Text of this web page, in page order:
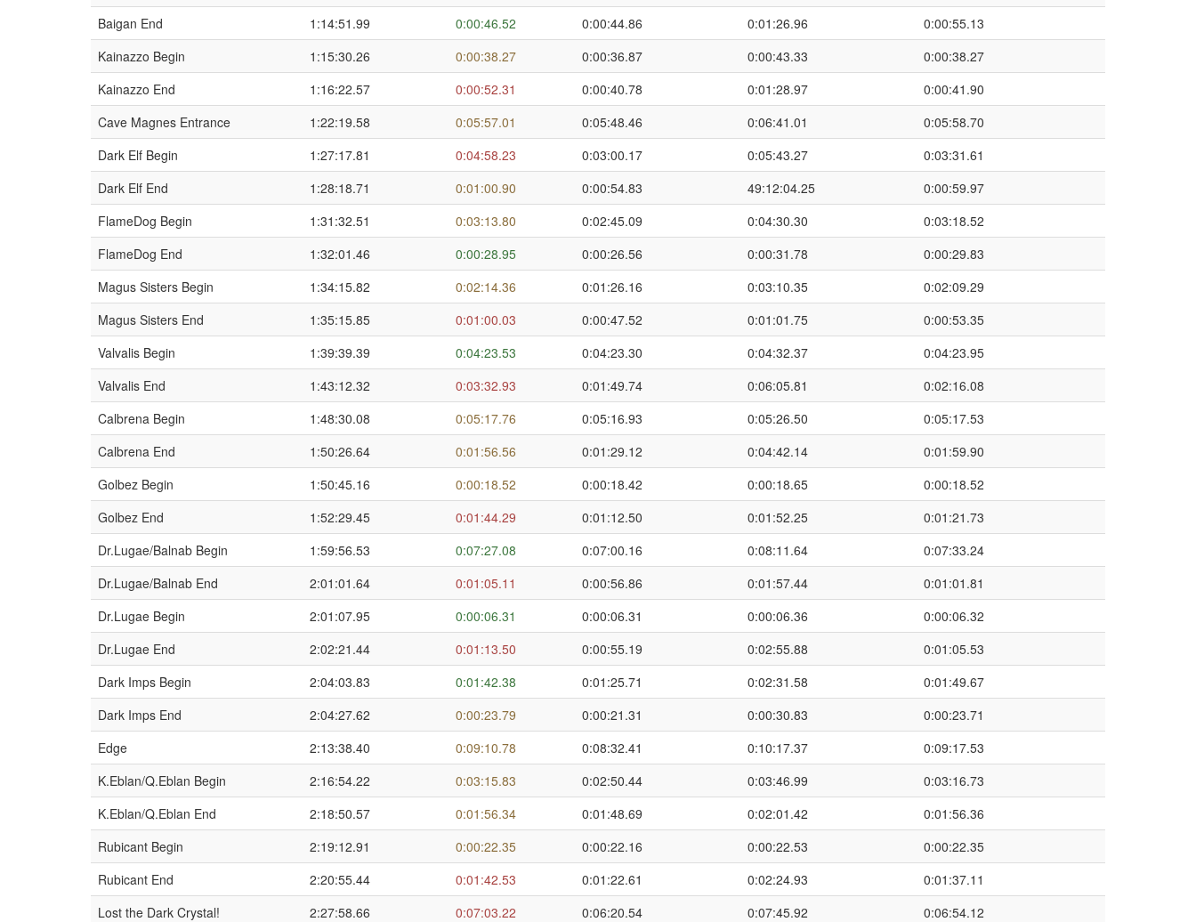
Baigan End
1:14:51.99 0:00:46.52 0:00:44.86 0:01:26.96
0:00:55.13
Kainazzo Begin
1:15:30.26 0:00:38.27 0:00:36.87 0:00:43.33
0:00:38.27
Kainazzo End
1:16:22.57 0:00:52.31 0:00:40.78 0:01:28.97
0:00:41.90
Cave Magnes Entrance
1:22:19.58 0:05:57.01 0:05:48.46 0:06:41.01
0:05:58.70
Dark Elf Begin
1:27:17.81 0:04:58.23 0:03:00.17 0:05:43.27
0:03:31.61
Dark Elf End
1:28:18.71 0:01:00.90 0:00:54.83 49:12:04.25
0:00:59.97
FlameDog Begin
1:31:32.51 0:03:13.80 0:02:45.09 0:04:30.30
0:03:18.52
FlameDog End
1:32:01.46 0:00:28.95 0:00:26.56 0:00:31.78
0:00:29.83
Magus Sisters Begin
1:34:15.82 0:02:14.36 0:01:26.16 0:03:10.35
0:02:09.29
Magus Sisters End
1:35:15.85 0:01:00.03 0:00:47.52 0:01:01.75
0:00:53.35
Valvalis Begin
1:39:39.39 0:04:23.53 0:04:23.30 0:04:32.37
0:04:23.95
Valvalis End
1:43:12.32 0:03:32.93 0:01:49.74 0:06:05.81
0:02:16.08
Calbrena Begin
1:48:30.08 0:05:17.76 0:05:16.93 0:05:26.50
0:05:17.53
Calbrena End
1:50:26.64 0:01:56.56 0:01:29.12 0:04:42.14
0:01:59.90
Golbez Begin
1:50:45.16 0:00:18.52 0:00:18.42 0:00:18.65
0:00:18.52
Golbez End
1:52:29.45 0:01:44.29 0:01:12.50 0:01:52.25
0:01:21.73
Dr.Lugae/Balnab Begin
1:59:56.53 0:07:27.08 0:07:00.16 0:08:11.64
0:07:33.24
Dr.Lugae/Balnab End
2:01:01.64 0:01:05.11 0:00:56.86 0:01:57.44
0:01:01.81
Dr.Lugae Begin
2:01:07.95 0:00:06.31 0:00:06.31 0:00:06.36
0:00:06.32
Dr.Lugae End
2:02:21.44 0:01:13.50 0:00:55.19 0:02:55.88
0:01:05.53
Dark Imps Begin
2:04:03.83 0:01:42.38 0:01:25.71 0:02:31.58
0:01:49.67
Dark Imps End
2:04:27.62 0:00:23.79 0:00:21.31 0:00:30.83
0:00:23.71
Edge
2:13:38.40 0:09:10.78 0:08:32.41 0:10:17.37
0:09:17.53
K.Eblan/Q.Eblan Begin
2:16:54.22 0:03:15.83 0:02:50.44 0:03:46.99
0:03:16.73
K.Eblan/Q.Eblan End
2:18:50.57 0:01:56.34 0:01:48.69 0:02:01.42
0:01:56.36
Rubicant Begin
2:19:12.91 0:00:22.35 0:00:22.16 0:00:22.53
0:00:22.35
Rubicant End
2:20:55.44 0:01:42.53 0:01:22.61 0:02:24.93
0:01:37.11
Lost the Dark Crystal!
2:27:58.66 0:07:03.22 0:06:20.54 0:07:45.92
0:06:54.12